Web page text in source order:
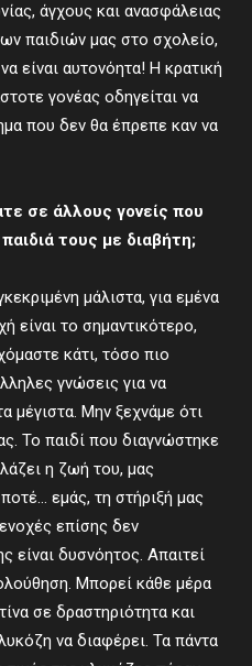
άγχους και ανασφάλειας
παιδιών μας στο σχολείο,
είναι αυτονόητα! Η κρατική
γονέας οδηγείται να
που δεν θα έπρεπε καν να
σε άλλους γονείς που
τους με διαβήτη;
μάλιστα, για εμένα
είναι το σημαντικότερο,
κάτι, τόσο πιο
γνώσεις για να
μέγιστα. Μην ξεχνάμε ότι
Το παιδί που διαγνώστηκε
η ζωή του, μας
εμάς, τη στήριξή μας
επίσης δεν
είναι δυσνόητος. Απαιτεί
Μπορεί κάθε μέρα
σε δραστηριότητα και
να διαφέρει. Τα πάντα